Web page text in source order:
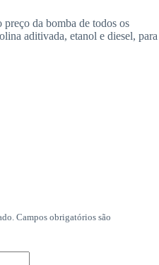
da bomba de todos os
aditivada, etanol e diesel, para
Campos obrigatórios são